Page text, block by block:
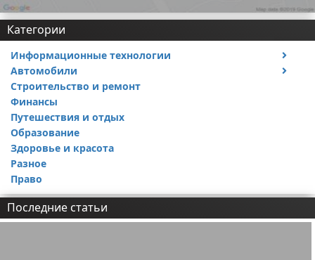
Категории
Информационные технологии
Тесты и обзоры устройств
Автомобили
Ремонт авто
Строительство и ремонт
Финансы
Путешествия и отдых
Образование
Здоровье и красота
Разное
Право
Последние статьи